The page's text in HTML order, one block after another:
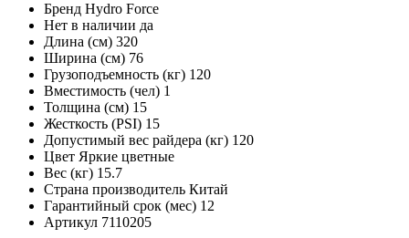
Бренд Hydro Force
Нет в наличии да
Длина (см) 320
Ширина (см) 76
Грузоподъемность (кг) 120
Вместимость (чел) 1
Толщина (см) 15
Жесткость (PSI) 15
Допустимый вес райдера (кг) 120
Цвет Яркие цветные
Вес (кг) 15.7
Страна производитель Китай
Гарантийный срок (мес) 12
Артикул 7110205